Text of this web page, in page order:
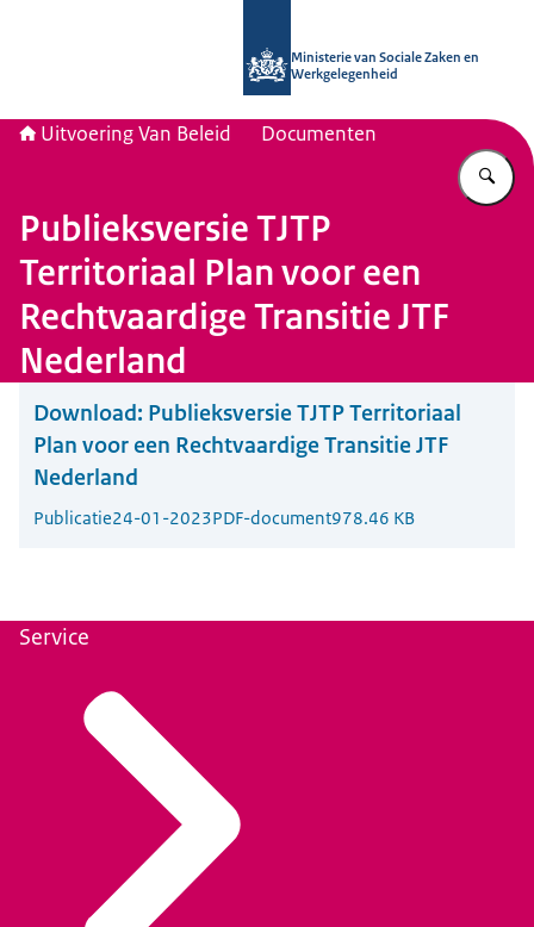
Ministerie van Sociale Zaken en
Werkgelegenheid
Uitvoering Van Beleid Documenten
Publieksversie TJTP
Territoriaal Plan voor een
Rechtvaardige Transitie JTF
Nederland
Download: Publieksversie TJTP Territoriaal
Plan voor een Rechtvaardige Transitie JTF
Nederland
Publicatie24-01-2023PDF-document978.46 KB
Service